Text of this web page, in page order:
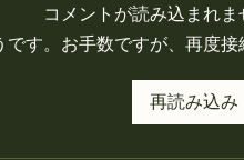
#静岡居
士
4月、5
コメントが読み込まれま
す。お手数ですが、再度
再読み込み